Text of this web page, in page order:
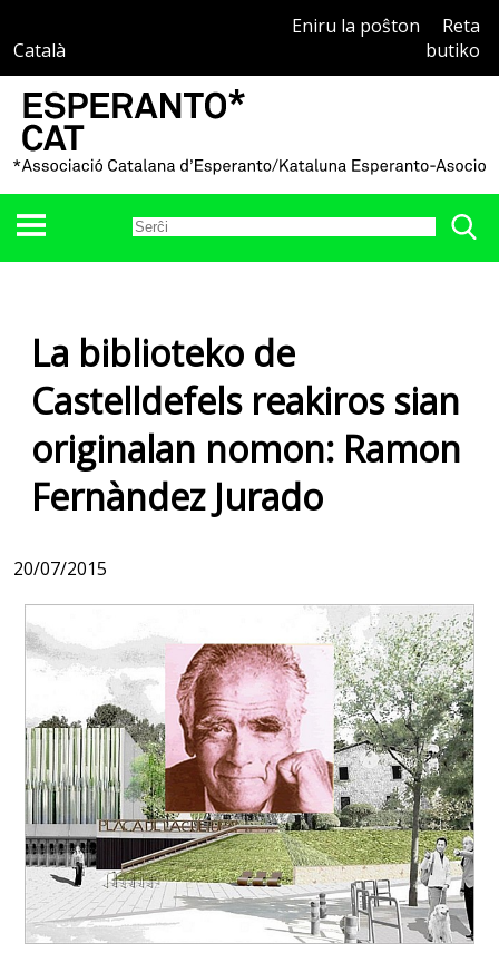
Català
Eniru la poŝton
Reta
butiko
La biblioteko de
Castelldefels reakiros sian
originalan nomon: Ramon
Fernàndez Jurado
20/07/2015